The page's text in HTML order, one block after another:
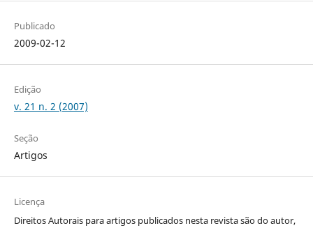
Publicado
2009-02-12
Edição
v. 21 n. 2 (2007)
Seção
Artigos
Licença
Direitos Autorais para artigos publicados nesta revista são do autor,